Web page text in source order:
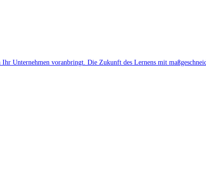
Unternehmen voranbringt. Die Zukunft des Lernens mit